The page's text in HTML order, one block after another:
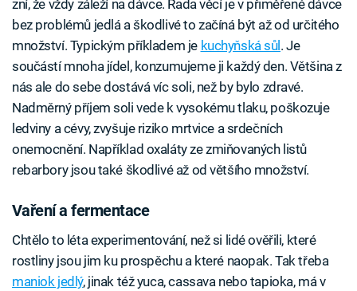
zní, že vždy záleží na dávce. Řada věcí je v přiměřené dávce
bez problémů jedlá a škodlivé to začíná být až od určitého
množství. Typickým příkladem je kuchyňská sůl . Je
součástí mnoha jídel, konzumujeme ji každý den. Většina z
nás ale do sebe dostává víc soli, než by bylo zdravé.
Nadměrný příjem soli vede k vysokému tlaku, poškozuje
ledviny a cévy, zvyšuje riziko mrtvice a srdečních
onemocnění. Například oxaláty ze zmiňovaných listů
rebarbory jsou také škodlivé až od většího množství.
Vaření a fermentace
Chtělo to léta experimentování, než si lidé ověřili, které
rostliny jsou jim ku prospěchu a které naopak. Tak třeba
maniok jedlý, jinak též yuca, cassava nebo tapioka, má v